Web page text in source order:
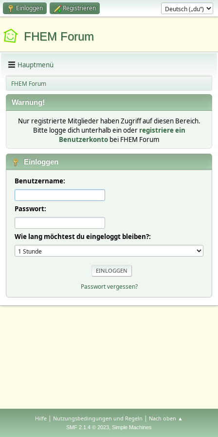
Einloggen Registrieren
FHEM Forum
Hauptmenü
FHEM Forum
Warnung!
Nur registrierte Mitglieder haben Zugriff auf diesen Bereich.
Bitte logge dich unterhalb ein oder registriere ein
Benutzerkonto bei FHEM Forum
Einloggen
Benutzername:
Passwort:
Wie lang möchtest du eingeloggt bleiben?:
Passwort vergessen?
Hilfe | Nutzungsbedingungen und Regeln | Nach oben ▲
SMF 2.1.4 © 2023, Simple Machines